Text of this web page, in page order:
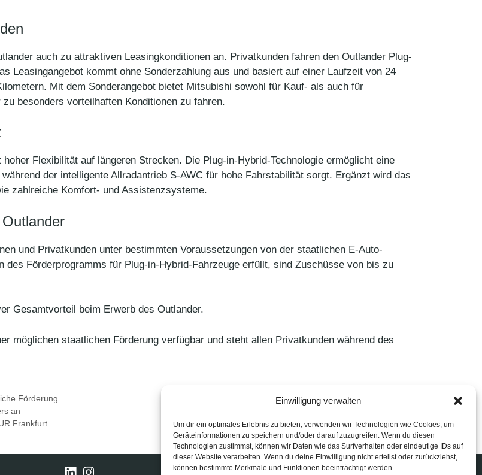
Einwilligung verwalten
Um dir ein optimales Erlebnis zu bieten, verwenden wir Technologien wie Cookies, um
Geräteinformationen zu speichern und/oder darauf zuzugreifen. Wenn du diesen
Technologien zustimmst, können wir Daten wie das Surfverhalten oder eindeutige IDs auf
dieser Website verarbeiten. Wenn du deine Einwilligung nicht erteilst oder zurückziehst,
können bestimmte Merkmale und Funktionen beeinträchtigt werden.
auch zu attraktiven Leasingkonditionen an. Privatkunden fahren den Outlander Plug-
Leasingangebot kommt ohne Sonderzahlung aus und basiert auf einer Laufzeit von 24
Mit dem Sonderangebot bietet Mitsubishi sowohl für Kauf- als auch für
besonders vorteilhaften Konditionen zu fahren.
Flexibilität auf längeren Strecken. Die Plug-in-Hybrid-Technologie ermöglicht eine
der intelligente Allradantrieb S-AWC für hohe Fahrstabilität sorgt. Ergänzt wird das
zahlreiche Komfort- und Assistenzsysteme.
und Privatkunden unter bestimmten Voraussetzungen von der staatlichen E-Auto-
des Förderprogramms für Plug-in-Hybrid-Fahrzeuge erfüllt, sind Zuschüsse von bis zu
Gesamtvorteil beim Erwerb des Outlander.
möglichen staatlichen Förderung verfügbar und steht allen Privatkunden während des
Förderung
an
Frankfurt
LinkedInInstagram